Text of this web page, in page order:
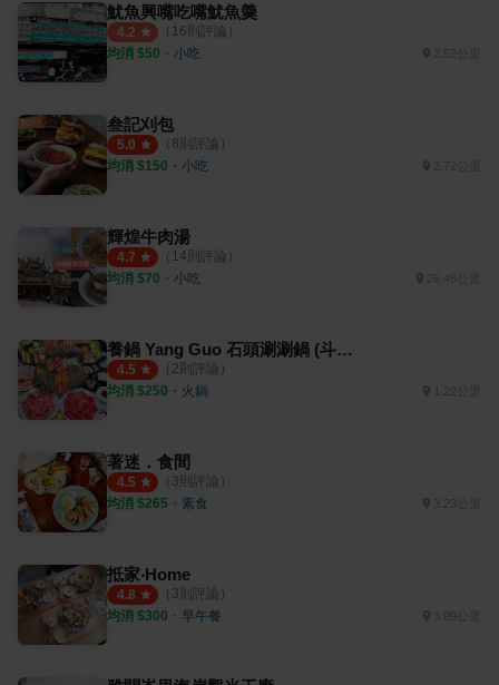
魷魚興嘴吃嘴魷魚羮
4.2 （ 16則評論）
均消 $50 ・ 小吃 2.52公里
叁記刈包
5.0 （ 8則評論）
均消 $150 ・ 小吃
輝煌牛肉湯
4.7 （ 14則評論）
均消 $70 ・ 小吃 26.46公里
養鍋 Yang Guo 石頭涮涮鍋 (斗六民生南店)
4.5 （ 2則評論）
均消 $250 ・ 火鍋
著迷．食間
4.5 （ 3則評論）
均消 $265 ・ 素食
抵家‧Home
4.8 （ 3則評論）
均消 $300 ・ 早午餐